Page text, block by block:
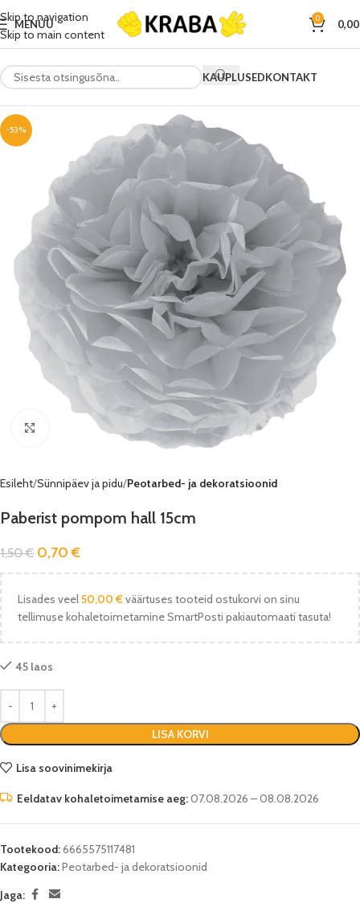
Skip to navigation
Skip to main content
MENÜÜ 0
KAUPLUSEDKONTAKT
-53%
Esileht Sünnipäev ja pidu Peotarbed- ja dekoratsioonid
Paberist pompom hall 15cm
1,50€ 0,70€
Lisades veel50,00 €väärtuses tooteid ostukorvi on sinu
tellimuse kohaletoimetamine SmartPosti pakiautomaati tasuta!
45 laos
LISA KORVI
Lisa soovinimekirja
Eeldatav kohaletoimetamise aeg:07.08.2026 – 08.08.2026
Tootekood:6665575117481
Kategooria:Peotarbed- ja dekoratsioonid
Jaga: